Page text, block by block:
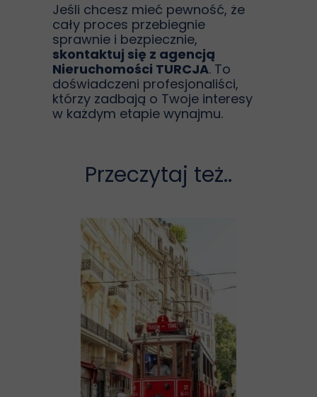
Przeczytaj też..
Jeśli chcesz mieć pewność, że
cały proces przebiegnie
sprawnie i bezpiecznie,
skontaktuj się z agencją
Nieruchomości TURCJA. To
doświadczeni profesjonaliści,
którzy zadbają o Twoje interesy
w każdym etapie wynajmu.